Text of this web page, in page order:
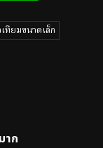
ทียมขนาดเล็ก
าก